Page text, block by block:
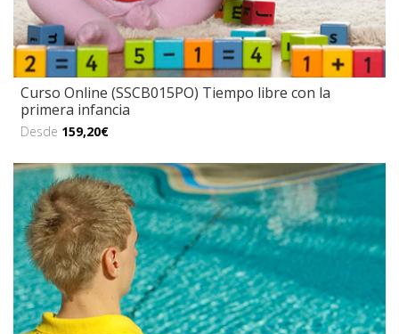
Curso Online (SSCB015PO) Tiempo libre con la
primera infancia
Desde 159,20€